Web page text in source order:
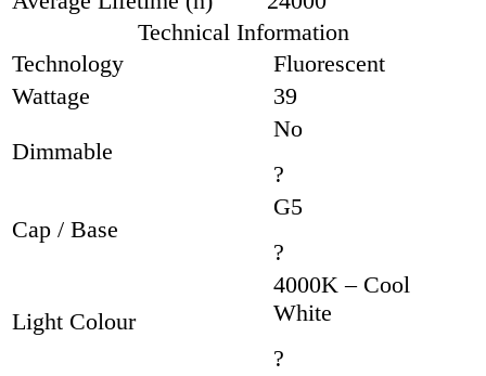
Technical Information
Technology
Fluorescent
Wattage
39
Dimmable
No
?
Cap / Base
G5
?
Light Colour
4000K – Cool
White
?